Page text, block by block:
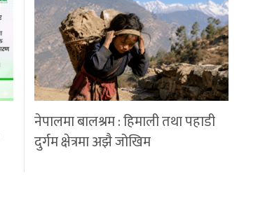
नेपालमा बालश्रम : हिमाली तथा पहाडी
दुर्गम क्षेत्रमा अझै जोखिम